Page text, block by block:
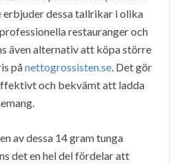
erbjuder dessa tallrikar i olika
restauranger och
även alternativ att köpa större
pånettogrossisten.se. Det gör
och bekvämt att ladda
av dessa 14 gram tunga
det en hel del fördelar att